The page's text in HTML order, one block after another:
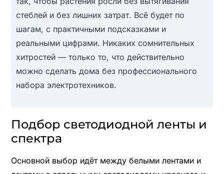
стеблей и без лишних затрат. Всё будет по
шагам, с практичными подсказками и
реальными цифрами. Никаких сомнительных
хитростей — только то, что действительно
можно сделать дома без профессионального
набора электротехников.
Подбор светодиодной ленты и
спектра
Основной выбор идёт между белыми лентами и